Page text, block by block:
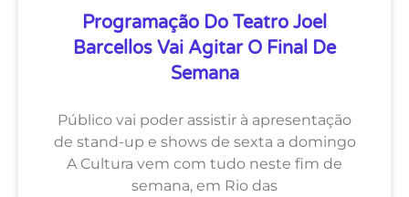
Programação Do Teatro Joel
Barcellos Vai Agitar O Final De
Semana
Público vai poder assistir à apresentação
de stand-up e shows de sexta a domingo
A Cultura vem com tudo neste fim de
semana, em Rio das